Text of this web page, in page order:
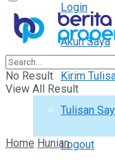
Login
Akun Saya
Kirim
Tulisan
Logout
No Result
View All Result
Home Hunian